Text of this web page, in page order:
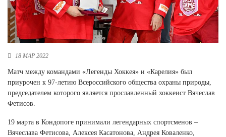
Ростовская область (2)
Самарская область (1)
Санкт-Петербург и ЛО (3)
Свердловская область (5)
Смоленская область (1)
Ставропольский край (5)
Томская область (1)
Тюменская область (3)
18 МАР 2022
Матч между командами «Легенды Хоккея» и «Карелия» был
приурочен к 97-летию Всероссийского общества охраны природы,
председателем которого является прославленный хоккеист Вячеслав
Фетисов.
19 марта в Кондопоге принимали легендарных спортсменов –
Вячеслава Фетисова, Алексея Касатонова, Андрея Коваленко,